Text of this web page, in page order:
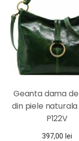
Geanta dama
din piele
P122V
397,00 lei